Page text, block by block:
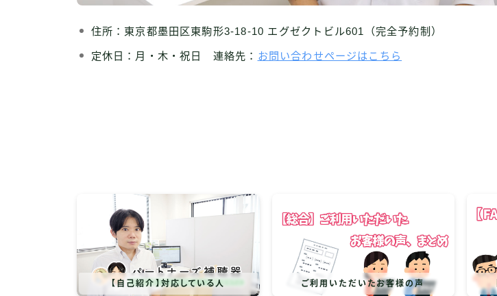
住所：東京都墨田区東駒形3-18-10 エグゼクトビル601（完全予約制）
定休日：月・木・祝日 連絡先： お問い合わせページはこちら
【自己紹介】対応している人 ご利用いただいたお客様の声